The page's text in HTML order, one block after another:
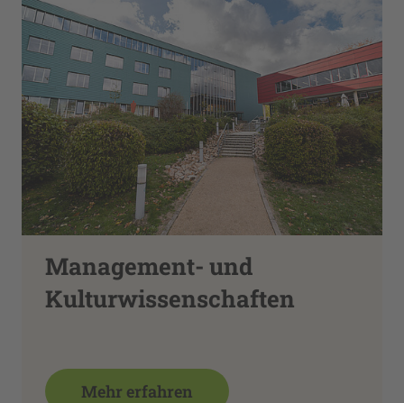
Management- und
Kulturwissenschaften
Mehr erfahren